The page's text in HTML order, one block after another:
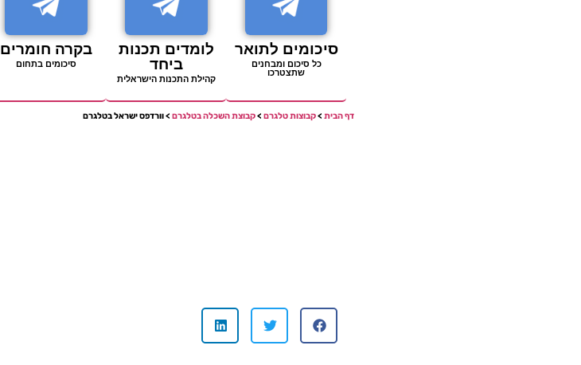
סיכומים לתואר
כל סיכום ומבחנים
שתצטרכו
לומדים תכנות
ביחד
קהילת התכנות הישראלית
בקרה חומרים
סיכומים בתחום
דף הבית>קבוצות טלגרם>קבוצת השכלה בטלגרם> וורדפס ישראל בטלגרם